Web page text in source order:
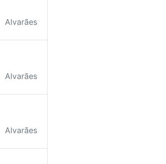
Alvarães
Alvarães
Alvarães